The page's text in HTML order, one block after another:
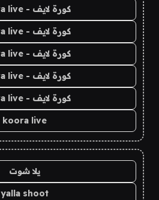
كورة لايف - koora live
كورة لايف - koora live
كورة لايف - koora live
كورة لايف - koora live
كورة لايف - koora live
koora live
يلا شوت
yalla shoot